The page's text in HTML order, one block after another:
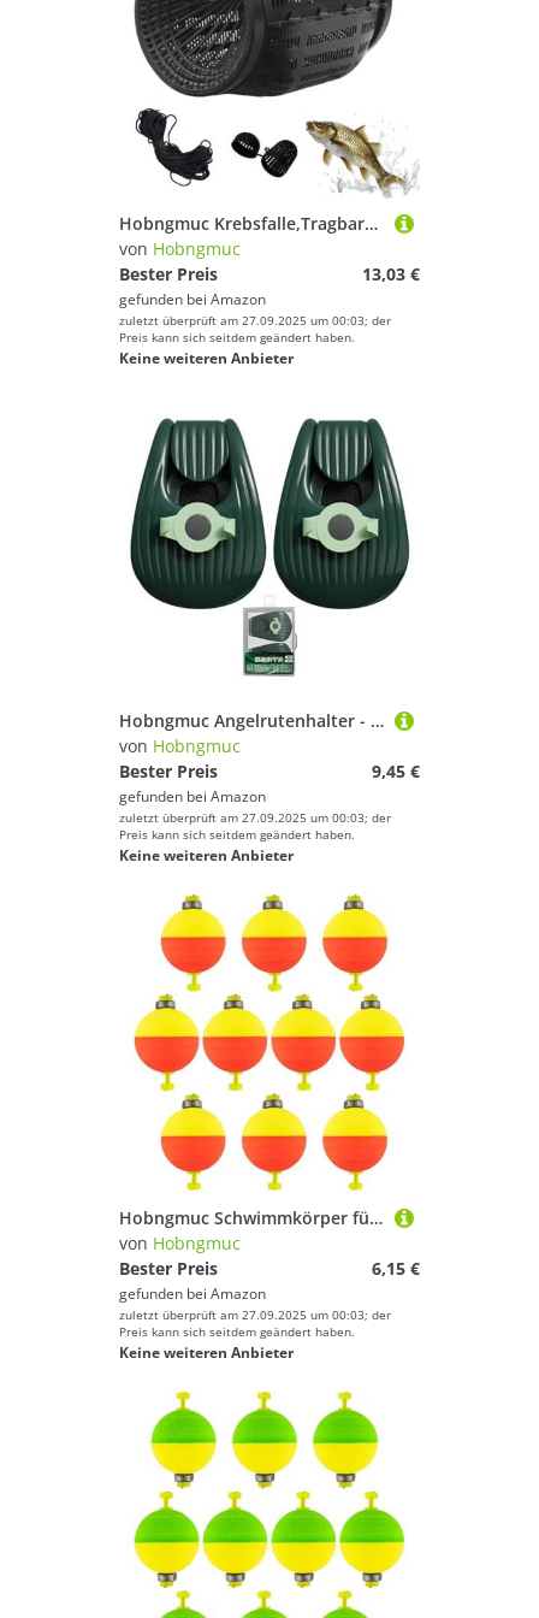
Hobngmuc Krebsfalle,Tragbare Köderfischfalle - Krebsreuse Ausrüstung Für Fang Von Krabben Aal Süßwasser Salzwasser
von Hobngmuc
Bester Preis
13,03 €
gefunden bei Amazon
zuletzt überprüft am 27.09.2025 um 00:03; der
Preis kann sich seitdem geändert haben.
Keine weiteren Anbieter
Hobngmuc Angelrutenhalter - Magnetischer Klemmhaken Angelrutenständer | Outdoor Ausrüstung Mit Aufbewahrungsbox Für Auto LKW See Kai Kajak Ufer Fluss Angler
von Hobngmuc
Bester Preis
9,45 €
gefunden bei Amazon
zuletzt überprüft am 27.09.2025 um 00:03; der
Preis kann sich seitdem geändert haben.
Keine weiteren Anbieter
Hobngmuc Schwimmkörper für die Angelfischerei | 10 Stück Ovale Barsch Schwimmer - Eva Ausrüstung Gewichtete Süßwasser Anfänger
von Hobngmuc
Bester Preis
6,15 €
gefunden bei Amazon
zuletzt überprüft am 27.09.2025 um 00:03; der
Preis kann sich seitdem geändert haben.
Keine weiteren Anbieter